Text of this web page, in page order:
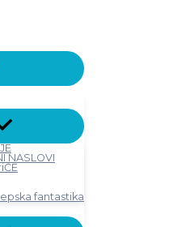
NASLOVI
fantastika